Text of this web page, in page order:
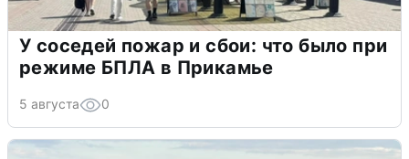
У соседей пожар и сбои: что было при
режиме БПЛА в Прикамье
5 августа 0